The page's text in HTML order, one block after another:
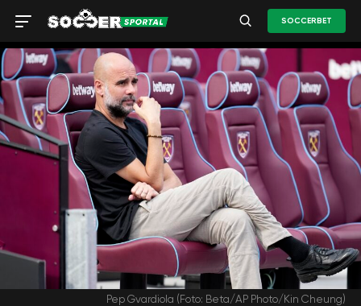
SOCCERBET
Pep Gvardiola (Foto: Beta/AP Photo/Kin Cheung)